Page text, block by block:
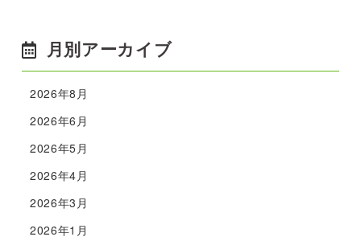
月別アーカイブ
2026年8月
2026年6月
2026年5月
2026年4月
2026年3月
2026年1月